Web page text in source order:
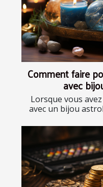
Comment faire
avec
Lorsque vous
avec un bijou